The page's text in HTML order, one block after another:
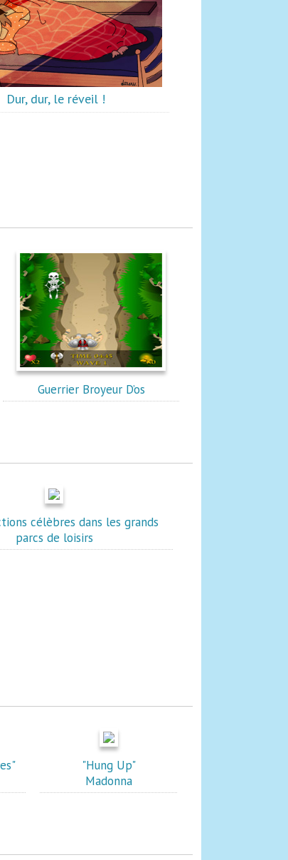
Dur, dur, le réveil !
Guerrier Broyeur D’os
célèbres dans les grands
parcs de loisirs
"Hung Up"
Madonna